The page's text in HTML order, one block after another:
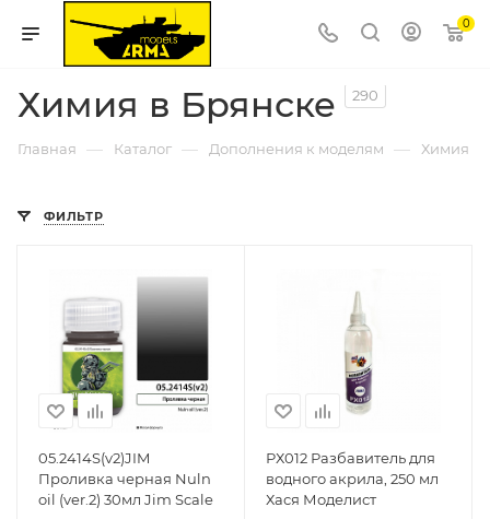
0
Химия в Брянске 290
Главная — Каталог — Дополнения к моделям — Химия
ФИЛЬТР
05.2414S(v2)JIM
Проливка черная Nuln
oil (ver.2) 30мл Jim Scale
РХ012 Разбавитель для
водного акрила, 250 мл
Хася Моделист